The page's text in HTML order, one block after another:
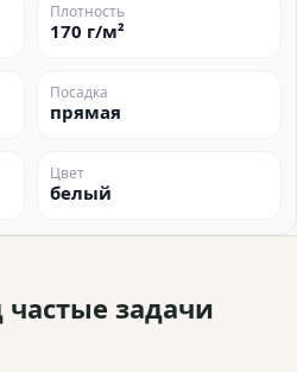
Плотность
170 г/м²
Посадка
прямая
Цвет
белый
задачи